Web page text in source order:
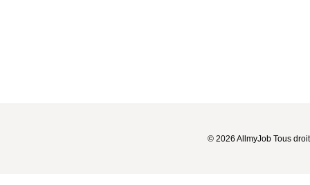
© 2026 AllmyJob Tous